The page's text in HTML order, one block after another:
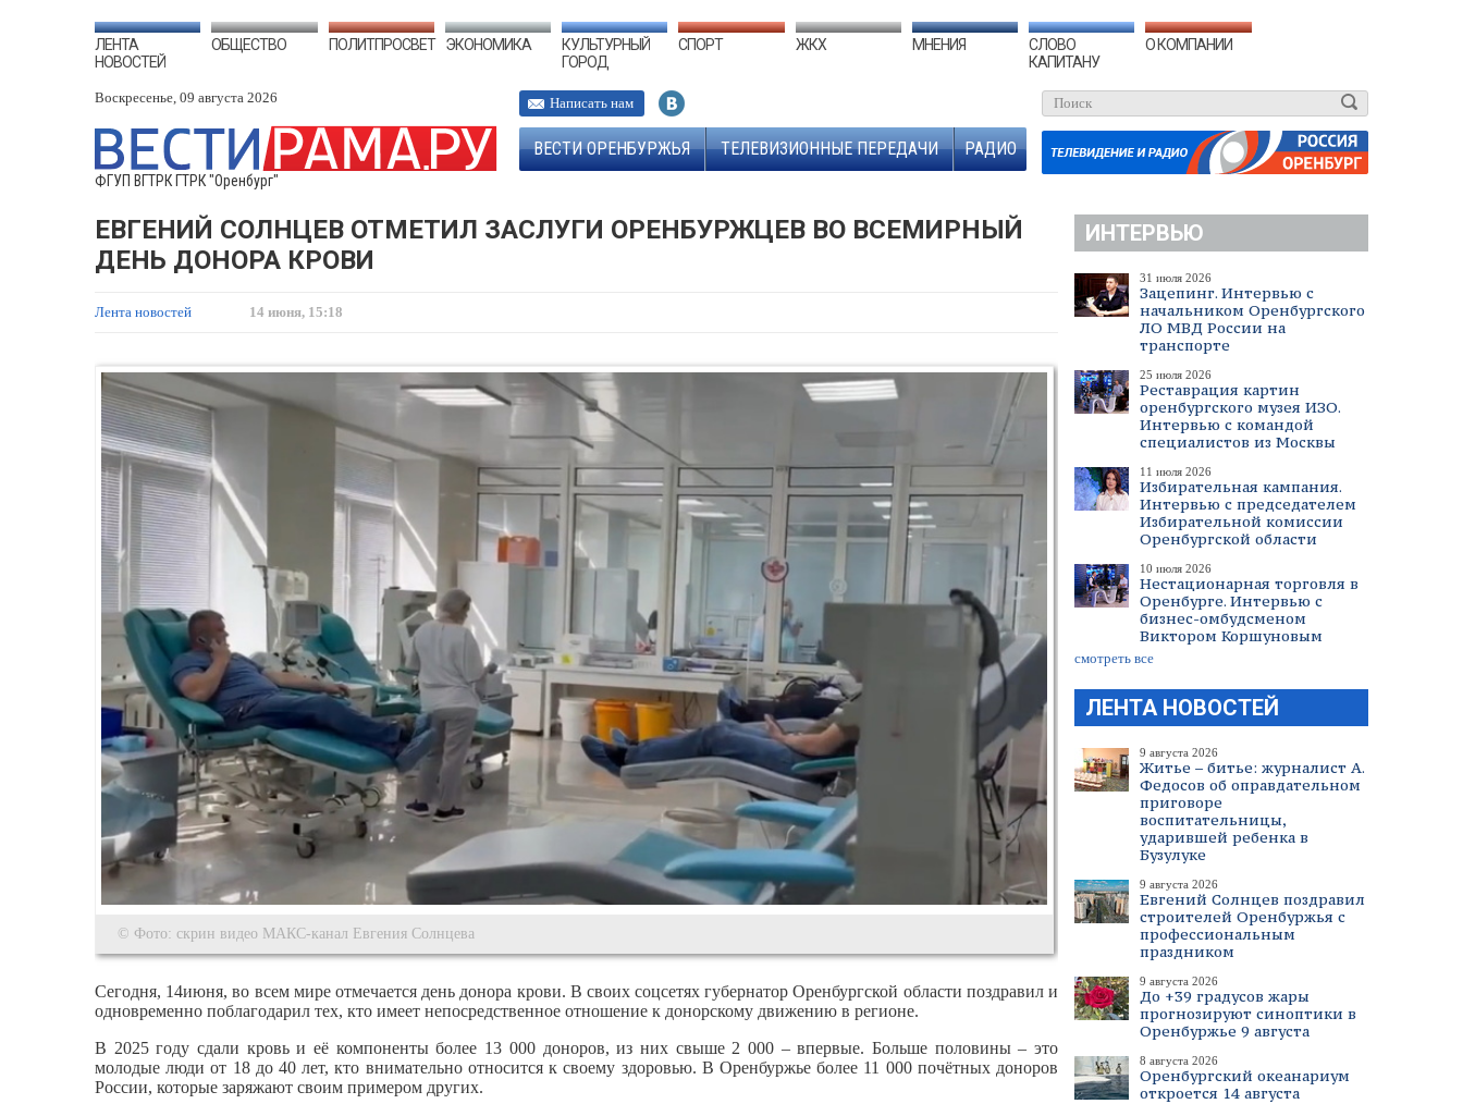
ЛЕНТА
НОВОСТЕЙ
ОБЩЕСТВО ПОЛИТПРОСВЕТ ЭКОНОМИКА
КУЛЬТУРНЫЙ
ГОРОД
СПОРТ ЖКХ МНЕНИЯ
СЛОВО
КАПИТАНУ
О КОМПАНИИ
Воскресенье, 09 августа 2026
ФГУП ВГТРК ГТРК "Оренбург"
Написать нам
ВЕСТИ ОРЕНБУРЖЬЯ ТЕЛЕВИЗИОННЫЕ ПЕРЕДАЧИ РАДИО
ИНТЕРВЬЮ
31 июля 2026
Зацепинг. Интервью с
начальником Оренбургского
ЛО МВД России на
транспорте
25 июля 2026
Реставрация картин
оренбургского музея ИЗО.
Интервью с командой
специалистов из Москвы
11 июля 2026
Избирательная кампания.
Интервью с председателем
Избирательной комиссии
Оренбургской области
10 июля 2026
Нестационарная торговля в
Оренбурге. Интервью с
бизнес-омбудсменом
Виктором Коршуновым
смотреть все
ЛЕНТА НОВОСТЕЙ
9 августа 2026
Житье – битье: журналист А.
Федосов об оправдательном
приговоре
воспитательницы,
ударившей ребенка в
Бузулуке
9 августа 2026
Евгений Солнцев поздравил
строителей Оренбуржья с
профессиональным
праздником
9 августа 2026
До +39 градусов жары
прогнозируют синоптики в
Оренбуржье 9 августа
8 августа 2026
Оренбургский океанариум
откроется 14 августа
ЕВГЕНИЙ СОЛНЦЕВ ОТМЕТИЛ ЗАСЛУГИ ОРЕНБУРЖЦЕВ ВО ВСЕМИРНЫЙ
ДЕНЬ ДОНОРА КРОВИ
Лента новостей 14 июня, 15:18
© Фото: скрин видео МАКС-канал Евгения Солнцева
Сегодня, 14июня, во всем мире отмечается день донора крови. В своих соцсетях губернатор Оренбургской области поздравил и
одновременно поблагодарил тех, кто имеет непосредственное отношение к донорскому движению в регионе.
В 2025 году сдали кровь и её компоненты более 13 000 доноров, из них свыше 2 000 – впервые. Больше половины – это
молодые люди от 18 до 40 лет, кто внимательно относится к своему здоровью. В Оренбуржье более 11 000 почётных доноров
России, которые заряжают своим примером других.